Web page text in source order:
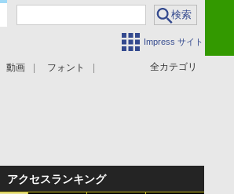
Impress サイト
全カテゴリ
動画 フォント
アクセスランキング